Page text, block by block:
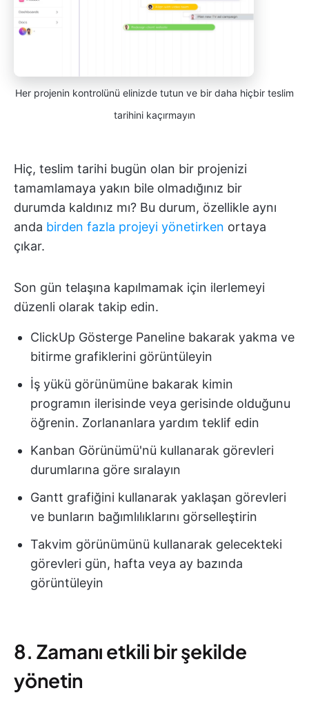
Her projenin kontrolünü elinizde tutun ve bir daha hiçbir teslim
tarihini kaçırmayın
Hiç, teslim tarihi bugün olan bir projenizi
tamamlamaya yakın bile olmadığınız bir
durumda kaldınız mı? Bu durum, özellikle aynı
anda birden fazla projeyi yönetirken ortaya
çıkar.
Son gün telaşına kapılmamak için ilerlemeyi
düzenli olarak takip edin.
ClickUp Gösterge Paneline bakarak yakma ve
bitirme grafiklerini görüntüleyin
İş yükü görünümüne bakarak kimin
programın ilerisinde veya gerisinde olduğunu
öğrenin. Zorlananlara yardım teklif edin
Kanban Görünümü'nü kullanarak görevleri
durumlarına göre sıralayın
Gantt grafiğini kullanarak yaklaşan görevleri
ve bunların bağımlılıklarını görselleştirin
Takvim görünümünü kullanarak gelecekteki
görevleri gün, hafta veya ay bazında
görüntüleyin
8. Zamanı etkili bir şekilde
yönetin